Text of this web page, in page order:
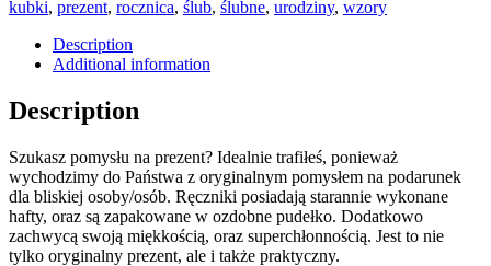
kubki, prezent, rocznica, ślub, ślubne, urodziny, wzory
Description
Additional information
Description
Szukasz pomysłu na prezent? Idealnie trafiłeś, ponieważ
wychodzimy do Państwa z oryginalnym pomysłem na podarunek
dla bliskiej osoby/osób. Ręczniki posiadają starannie wykonane
hafty, oraz są zapakowane w ozdobne pudełko. Dodatkowo
zachwycą swoją miękkością, oraz superchłonnością. Jest to nie
tylko oryginalny prezent, ale i także praktyczny.